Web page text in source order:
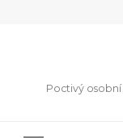
Poctivý